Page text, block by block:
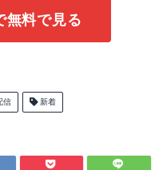
無料で見る
信 新着